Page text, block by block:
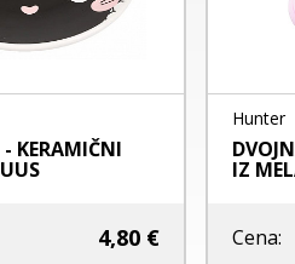
hunter - posoda
nerjavečega
Cena: